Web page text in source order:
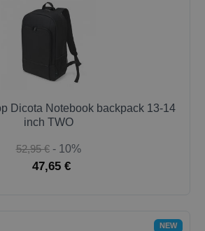
Dicota Notebook backpack 13-14
inch TWO
52,95 € - 10%
47,65 €
NEW